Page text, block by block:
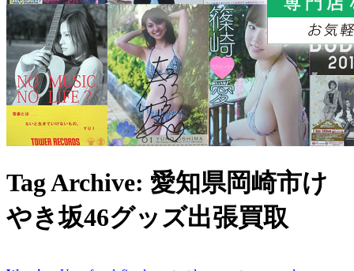
Tag Archive: 愛知県岡崎市け
やき坂46グッズ出張買取